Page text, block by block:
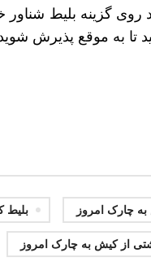
تا به موقع پذیرش
چارک امروز بلیط
از کیش به چارک امروز